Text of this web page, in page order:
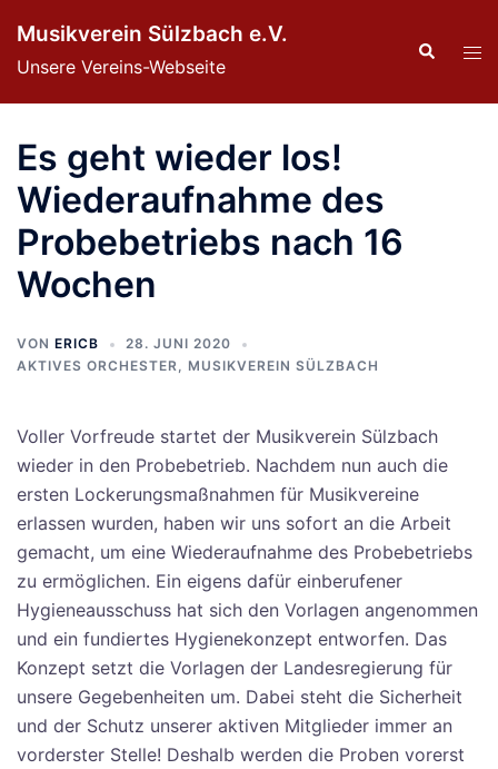
Inhalt
springen
Musikverein Sülzbach e.V.
Unsere Vereins-Webseite
Suche
Es geht wieder los!
Wiederaufnahme des
Probebetriebs nach 16
Wochen
VON ERICB
28. JUNI 2020
AKTIVES ORCHESTER, MUSIKVEREIN SÜLZBACH
Voller Vorfreude startet der Musikverein Sülzbach
wieder in den Probebetrieb. Nachdem nun auch die
ersten Lockerungsmaßnahmen für Musikvereine
erlassen wurden, haben wir uns sofort an die Arbeit
gemacht, um eine Wiederaufnahme des Probebetriebs
zu ermöglichen. Ein eigens dafür einberufener
Hygieneausschuss hat sich den Vorlagen angenommen
und ein fundiertes Hygienekonzept entworfen. Das
Konzept setzt die Vorlagen der Landesregierung für
unsere Gegebenheiten um. Dabei steht die Sicherheit
und der Schutz unserer aktiven Mitglieder immer an
vorderster Stelle! Deshalb werden die Proben vorerst